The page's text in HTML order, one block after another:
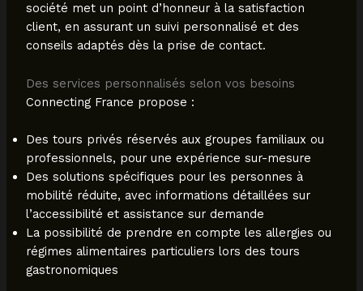
société met un point d’honneur à la satisfaction
client, en assurant un suivi personnalisé et des
conseils adaptés dès la prise de contact.
Des services personnalisés selon vos besoins
Connecting France propose :
Des tours privés réservés aux groupes familiaux ou
professionnels, pour une expérience sur-mesure
Des solutions spécifiques pour les personnes à
mobilité réduite, avec informations détaillées sur
l’accessibilité et assistance sur demande
La possibilité de prendre en compte les allergies ou
régimes alimentaires particuliers lors des tours
gastronomiques